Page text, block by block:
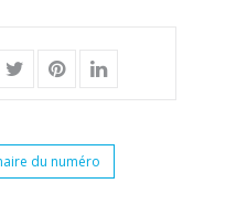
du numéro